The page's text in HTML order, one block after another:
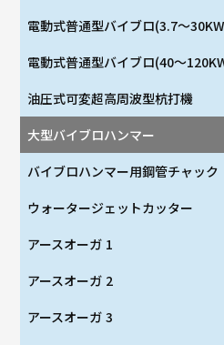
電動式普通型バイブロ(3.7～
電動式普通型バイブロ(40～
油圧式可変超高周波型杭打機
大型バイブロハンマー
バイブロハンマー用鋼管チャック
ウォータージェットカッター
アースオーガ 1
アースオーガ 2
アースオーガ 3